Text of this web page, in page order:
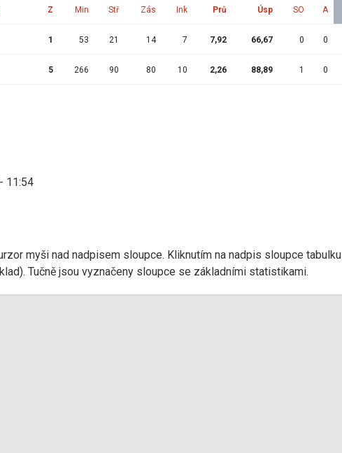
Z Min Stř Zás Ink Prů Úsp SO A
1 53 21 14 7 7,92 66,67 0 0
5 266 90 80 10 2,26 88,89 1 0
11:54
myši nad nadpisem sloupce. Kliknutím na nadpis sloupce tabulku
Tučně jsou vyznačeny sloupce se základními statistikami.